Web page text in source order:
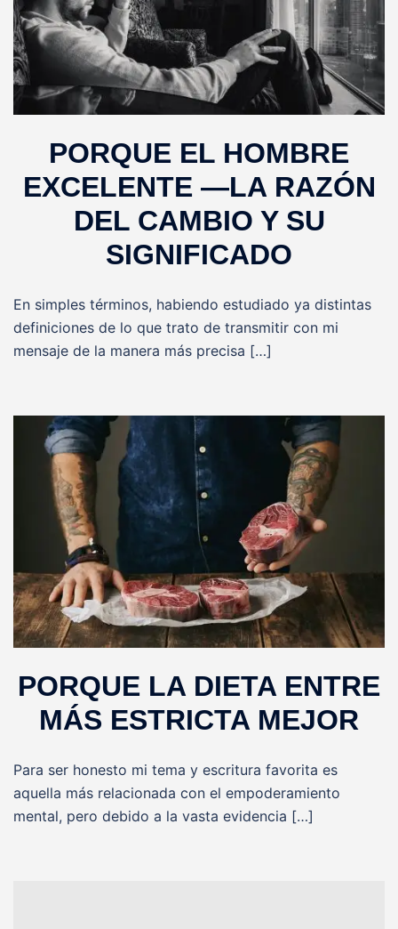
PORQUE EL HOMBRE
EXCELENTE —LA RAZÓN
DEL CAMBIO Y SU
SIGNIFICADO
En simples términos, habiendo estudiado ya distintas
definiciones de lo que trato de transmitir con mi
mensaje de la manera más precisa […]
PORQUE LA DIETA ENTRE
MÁS ESTRICTA MEJOR
Para ser honesto mi tema y escritura favorita es
aquella más relacionada con el empoderamiento
mental, pero debido a la vasta evidencia […]